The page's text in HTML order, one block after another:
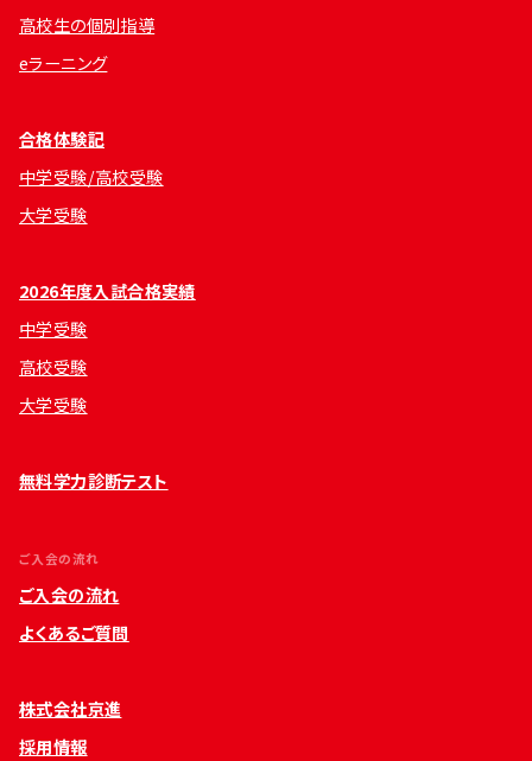
高校生の個別指導
eラーニング
合格体験記
中学受験/高校受験
大学受験
2026年度入試合格実績
中学受験
高校受験
大学受験
無料学力診断テスト
ご入会の流れ
ご入会の流れ
よくあるご質問
株式会社京進
採用情報